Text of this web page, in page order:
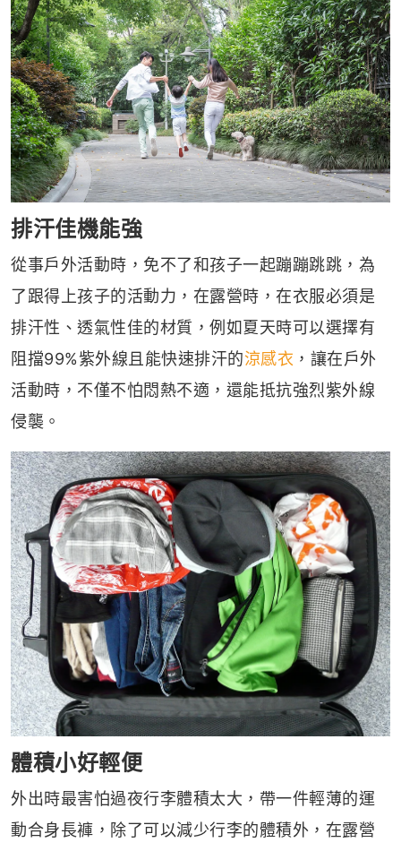
排汗佳機能強
從事戶外活動時，免不了和孩子一起蹦蹦跳跳，為
了跟得上孩子的活動力，在露營時，在衣服必須是
排汗性、透氣性佳的材質，例如夏天時可以選擇有
阻擋99%紫外線且能快速排汗的涼感衣 ，讓在戶外
活動時，不僅不怕悶熱不適，還能抵抗強烈紫外線
侵襲。
體積小好輕便
外出時最害怕過夜行李體積太大，帶一件輕薄的運
動合身長褲，除了可以減少行李的體積外，在露營